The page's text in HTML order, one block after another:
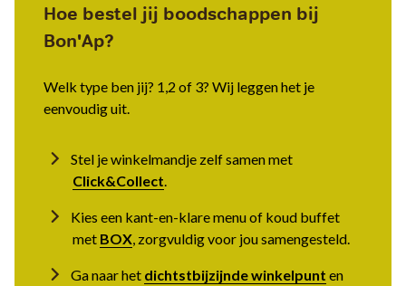
Hoe bestel jij boodschappen bij
Bon'Ap?
Welk type ben jij? 1,2 of 3? Wij leggen het je
eenvoudig uit.
Stel je winkelmandje zelf samen met
Click&Collect.
Kies een kant-en-klare menu of koud buffet
met BOX, zorgvuldig voor jou samengesteld.
Ga naar het dichtstbijzijnde winkelpunt en